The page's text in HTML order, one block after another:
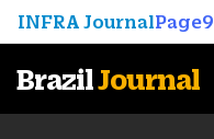
INFRA JournalPage9
BrazilJournal